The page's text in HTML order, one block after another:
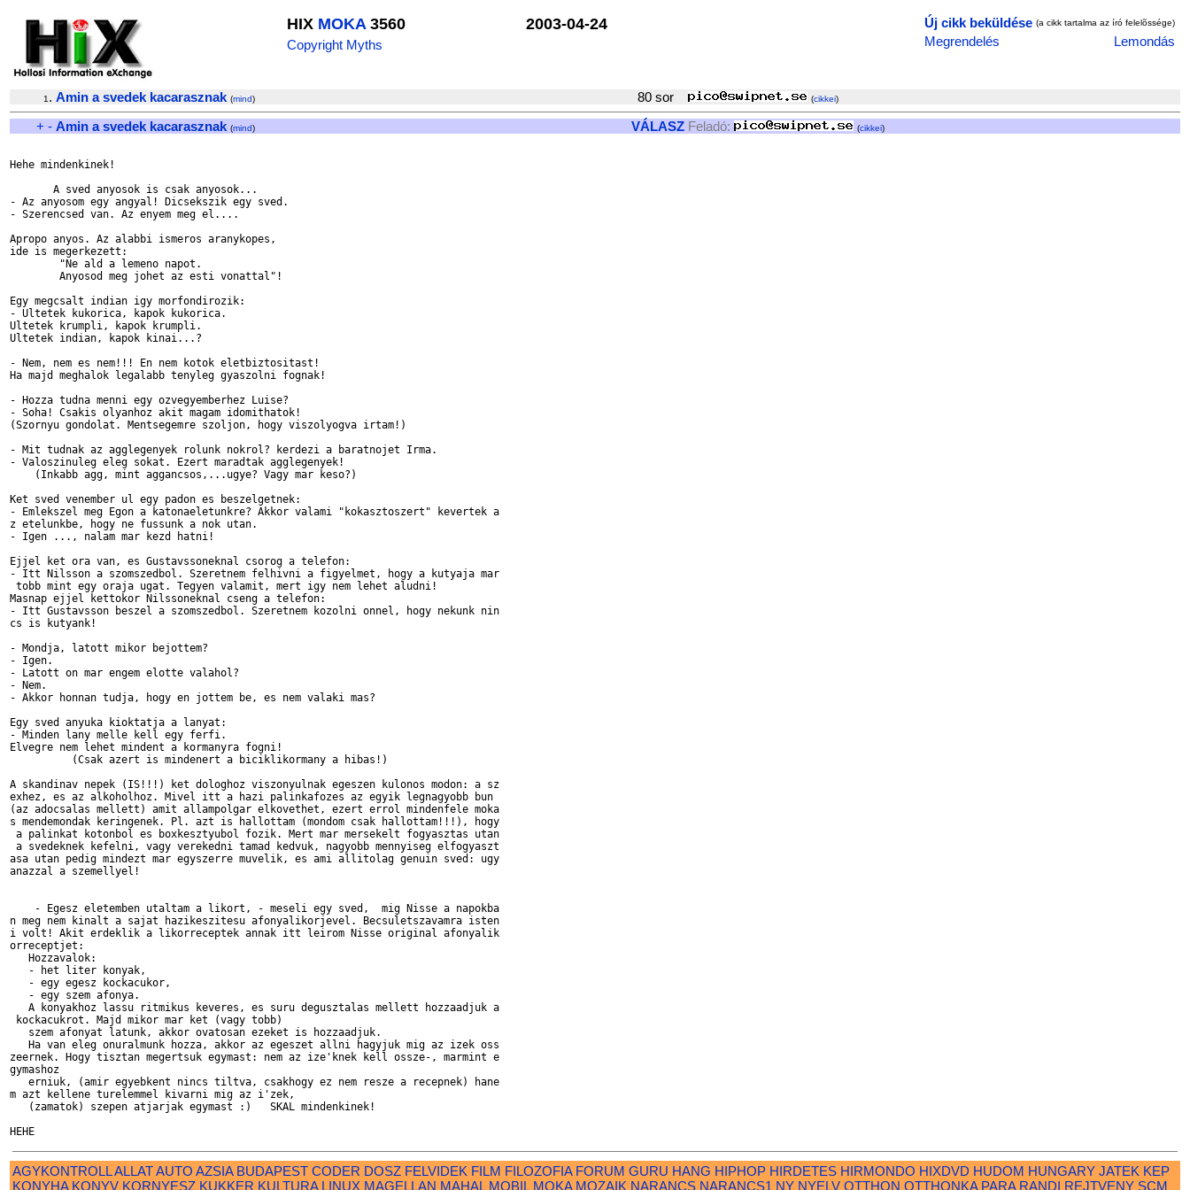
HIX MOKA3560
Copyright Myths
2003-04-24 Új cikk beküldése (a cikk tartalma az író felelõssége)
Megrendelés Lemondás
1 . Amin a svedek kacarasznak (mind) 80 sor (cikkei)
+ - Amin a svedek kacarasznak (mind) VÁLASZ Feladó: (cikkei)
Hehe mindenkinek!
       A sved anyosok is csak anyosok...
- Az anyosom egy angyal! Dicsekszik egy sved.
- Szerencsed van. Az enyem meg el....
Apropo anyos. Az alabbi ismeros aranykopes,
ide is megerkezett:
        "Ne ald a lemeno napot.
        Anyosod meg johet az esti vonattal"!
Egy megcsalt indian igy morfondirozik:
- Ultetek kukorica, kapok kukorica.
Ultetek krumpli, kapok krumpli.
Ultetek indian, kapok kinai...?
- Nem, nem es nem!!! En nem kotok eletbiztositast!
Ha majd meghalok legalabb tenyleg gyaszolni fognak!
- Hozza tudna menni egy ozvegyemberhez Luise?
- Soha! Csakis olyanhoz akit magam idomithatok!
(Szornyu gondolat. Mentsegemre szoljon, hogy viszolyogva irtam!)
- Mit tudnak az agglegenyek rolunk nokrol? kerdezi a baratnojet Irma.
- Valoszinuleg eleg sokat. Ezert maradtak agglegenyek!
    (Inkabb agg, mint aggancsos,...ugye? Vagy mar keso?)
Ket sved venember ul egy padon es beszelgetnek:
- Emlekszel meg Egon a katonaeletunkre? Akkor valami "kokasztoszert" kevertek a
z etelunkbe, hogy ne fussunk a nok utan.
- Igen ..., nalam mar kezd hatni!
Ejjel ket ora van, es Gustavssoneknal csorog a telefon:
- Itt Nilsson a szomszedbol. Szeretnem felhivni a figyelmet, hogy a kutyaja mar
tobb mint egy oraja ugat. Tegyen valamit, mert igy nem lehet aludni!
Masnap ejjel kettokor Nilssoneknal cseng a telefon:
- Itt Gustavsson beszel a szomszedbol. Szeretnem kozolni onnel, hogy nekunk nin
cs is kutyank!
- Mondja, latott mikor bejottem?
- Igen.
- Latott on mar engem elotte valahol?
- Nem.
- Akkor honnan tudja, hogy en jottem be, es nem valaki mas?
Egy sved anyuka kioktatja a lanyat:
- Minden lany melle kell egy ferfi.
Elvegre nem lehet mindent a kormanyra fogni!
          (Csak azert is mindenert a biciklikormany a hibas!)
A skandinav nepek (IS!!!) ket dologhoz viszonyulnak egeszen kulonos modon: a sz
exhez, es az alkoholhoz. Mivel itt a hazi palinkafozes az egyik legnagyobb bun
(az adocsalas mellett) amit allampolgar elkovethet, ezert errol mindenfele moka
s mendemondak keringenek. Pl. azt is hallottam (mondom csak hallottam!!!), hogy
a palinkat kotonbol es boxkesztyubol fozik. Mert mar mersekelt fogyasztas utan
a svedeknek kefelni, vagy verekedni tamad kedvuk, nagyobb mennyiseg elfogyaszt
asa utan pedig mindezt mar egyszerre muvelik, es ami allitolag genuin sved: ugy
anazzal a szemellyel!
    - Egesz eletemben utaltam a likort, - meseli egy sved,  mig Nisse a napokba
n meg nem kinalt a sajat hazikeszitesu afonyalikorjevel. Becsuletszavamra isten
i volt! Akit erdeklik a likorreceptek annak itt leirom Nisse original afonyalik
orreceptjet:
   Hozzavalok:
   - het liter konyak,
   - egy egesz kockacukor,
   - egy szem afonya.
   A konyakhoz lassu ritmikus keveres, es suru degusztalas mellett hozzaadjuk a
kockacukrot. Majd mikor mar ket (vagy tobb)
   szem afonyat latunk, akkor ovatosan ezeket is hozzaadjuk.
   Ha van eleg onuralmunk hozza, akkor az egeszet allni hagyjuk mig az izek oss
zeernek. Hogy tisztan megertsuk egymast: nem az ize'knek kell ossze-, marmint e
gymashoz
   erniuk, (amir egyebkent nincs tiltva, csakhogy ez nem resze a recepnek) hane
m azt kellene turelemmel kivarni mig az i'zek,
   (zamatok) szepen atjarjak egymast :)   SKAL mindenkinek!
AGYKONTROLLALLATAUTO AZSIA BUDAPEST CODER DOSZ FELVIDEK FILM FILOZOFIA FORUM GURU HANG HIPHOP HIRDETES HIRMONDO HIXDVD HUDOM HUNGARY JATEK KEP
KONYHA KONYV KORNYESZ KUKKER KULTURA LINUX MAGELLAN MAHAL MOBIL MOKA MOZAIK NARANCS NARANCS1 NY NYELV OTTHON OTTHONKA PARA RANDI REJTVENY SCM